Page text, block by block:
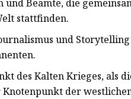
und Beamte, die
stattfinden.
und
des Kalten Krieges, als
der